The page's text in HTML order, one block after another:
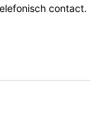
contact.